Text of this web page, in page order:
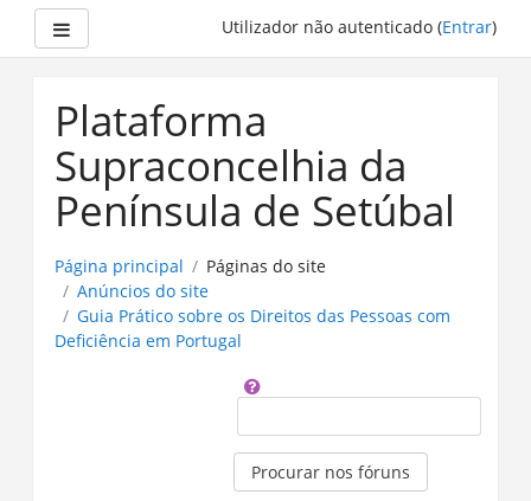
principal
Utilizador não autenticado (Entrar)
Plataforma
Supraconcelhia da
Península de Setúbal
Página principal
Páginas do site
Anúncios do site
Guia Prático sobre os Direitos das Pessoas com
Deficiência em Portugal​
Procurar nos fóruns